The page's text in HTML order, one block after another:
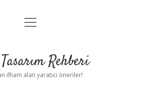
Anasayfa
Yasal Uyarı
menüyü
Rehberi
ilham alan yaratıcı öneriler!